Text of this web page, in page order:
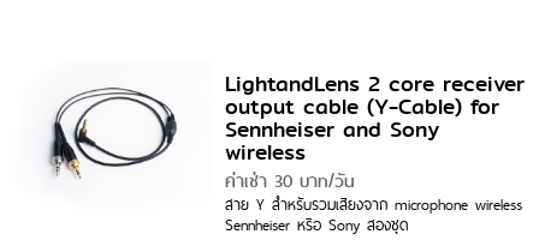
LightandLens 2 core receiver
output cable (Y-Cable) for
Sennheiser and Sony
wireless
ค่าเช่า 30 บาท/วัน
สาย Y สำหรับรวมเสียงจาก microphone wireless
Sennheiser หรือ Sony สองชุด